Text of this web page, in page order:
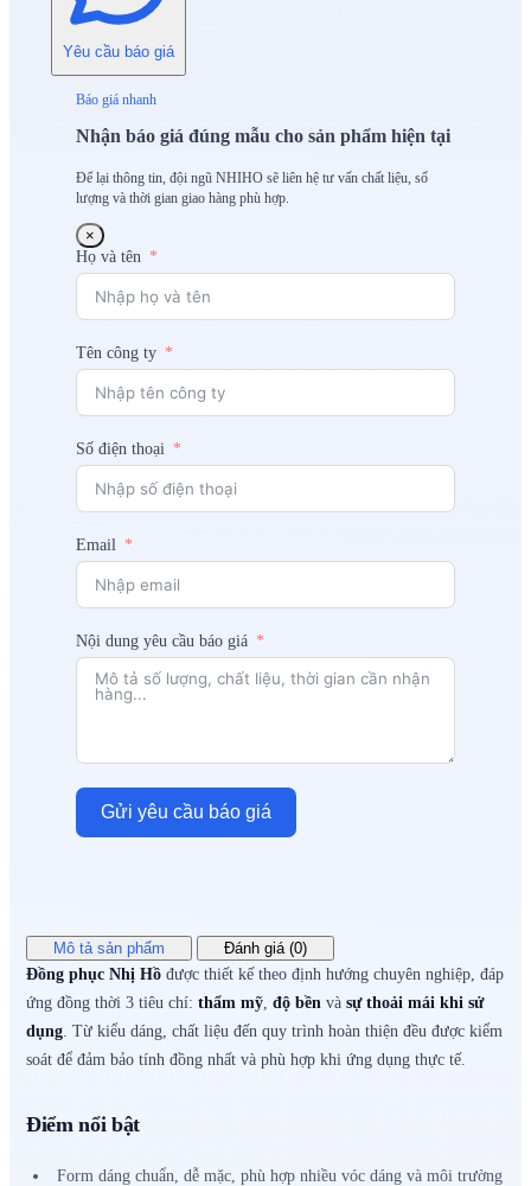
Yêu cầu báo giá
Báo giá nhanh
Nhận báo giá đúng mẫu cho sản phẩm hiện tại
Để lại thông tin, đội ngũ NHIHO sẽ liên hệ tư vấn chất liệu, số
lượng và thời gian giao hàng phù hợp.
×
Họ và tên
Tên công ty
Số điện thoại
Email
Nội dung yêu cầu báo giá
Gửi yêu cầu báo giá
Mô tả sản phẩm
Đánh giá (0)
Đồng phục Nhị Hồ được thiết kế theo định hướng chuyên nghiệp, đáp
ứng đồng thời 3 tiêu chí: thẩm mỹ, độ bền và sự thoải mái khi sử
dụng. Từ kiểu dáng, chất liệu đến quy trình hoàn thiện đều được kiểm
soát để đảm bảo tính đồng nhất và phù hợp khi ứng dụng thực tế.
Điểm nổi bật
Form dáng chuẩn, dễ mặc, phù hợp nhiều vóc dáng và môi trường